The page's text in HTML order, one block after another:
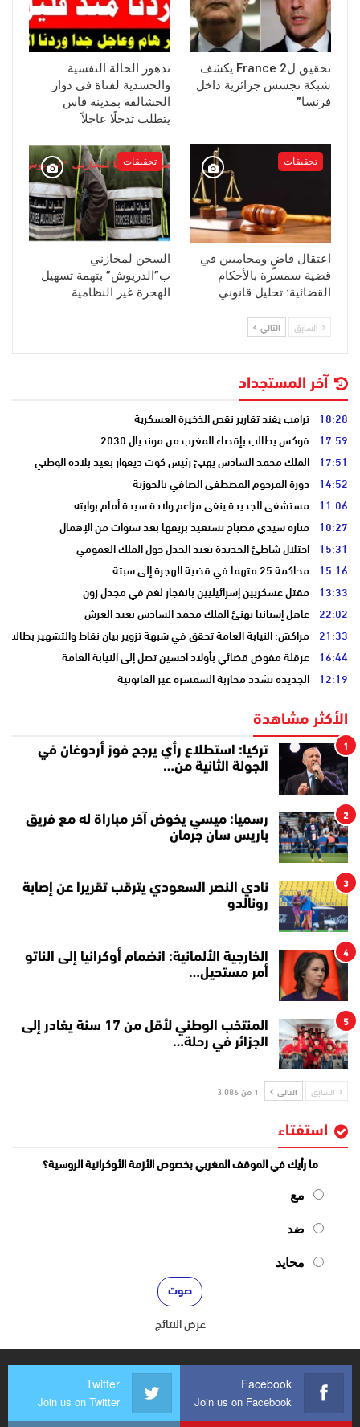
تحقيق لFrance 2 يكشف
شبكة تجسس جزائرية داخل
فرنسا”
تدهور الحالة النفسية
والجسدية لفتاة في دوار
الحشالفة بمدينة فاس
يتطلب تدخلًا عاجلاً
تحقيقات
اعتقال قاضٍ ومحاميين في
قضية سمسرة بالأحكام
القضائية: تحليل قانوني
تحقيقات
السجن لمخازني
ب”الدريوش” بتهمة تسهيل
الهجرة غير النظامية
السابق التالي
آخر المستجداد
18:28 ترامب يفند تقارير نقص الذخيرة العسكرية
17:59 فوكس يطالب بإقصاء المغرب من مونديال 2030
17:51 الملك محمد السادس يهنئ رئيس كوت ديفوار بعيد بلاده الوطني
14:52 دورة المرحوم المصطفى الصافي بالحوزية
11:06 مستشفى الجديدة ينفي مزاعم ولادة سيدة أمام بوابته
10:27 منارة سيدي مصباح تستعيد بريقها بعد سنوات من الإهمال
15:31 احتلال شاطئ الجديدة يعيد الجدل حول الملك العمومي
15:16 محاكمة 25 متهما في قضية الهجرة إلى سبتة
13:33 مقتل عسكريين إسرائيليين بانفجار لغم في مجدل زون
22:02 عاهل إسبانيا يهنئ الملك محمد السادس بعيد العرش
21:33 مراكش: النيابة العامة تحقق في شبهة تزوير بيان نقاط والتشهير بطالب
16:44 عرقلة مفوض قضائي بأولاد احسين تصل إلى النيابة العامة
12:19 الجديدة تشدد محاربة السمسرة غير القانونية
الأكثر مشاهدة
1
تركيا: استطلاع رأي يرجح فوز أردوغان في
الجولة الثانية من…
2
رسميا: ميسي يخوض آخر مباراة له مع فريق
باريس سان جرمان
3
نادي النصر السعودي يترقب تقريرا عن إصابة
رونالدو
4
الخارجية الألمانية: انضمام أوكرانيا إلى الناتو
أمر مستحيل…
5
المنتخب الوطني لأقل من 17 سنة يغادر إلى
الجزائر في رحلة…
السابق التالي 1 من 3٬086
استفتاء
ما رأيك في الموقف المغربي بخصوص الأزمة الأوكرانية الروسية؟
مع
ضد
محايد
عرض النتائج
Facebook
Join us on Facebook
Twitter
Join us on Twitter